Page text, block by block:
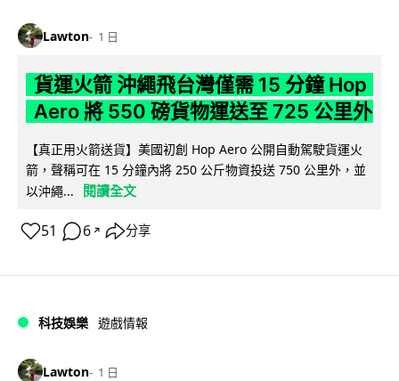
Lawton 1 日
貨運火箭 沖繩飛台灣僅需 15 分鐘 Hop
Aero 將 550 磅貨物運送至 725 公里外
【真正用火箭送貨】美國初創 Hop Aero 公開自動駕駛貨運火
箭，聲稱可在 15 分鐘內將 250 公斤物資投送 750 公里外，並
以沖繩...
閱讀全文
51 6 ↗ 分享
科技娛樂 遊戲情報
Lawton 1 日